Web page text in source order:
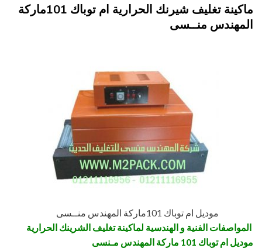
on
ماكينة تغليف شيرنك الحرارية ام توباك 101ماركة
المهندس منــسى
موديل ام توباك 101ماركة المهندس منــسى
المواصفات الفنية و الهندسية لماكينة تغليف الشرينك الحرارية
موديل ام توباك 101 ماركة المهندس مـنسى